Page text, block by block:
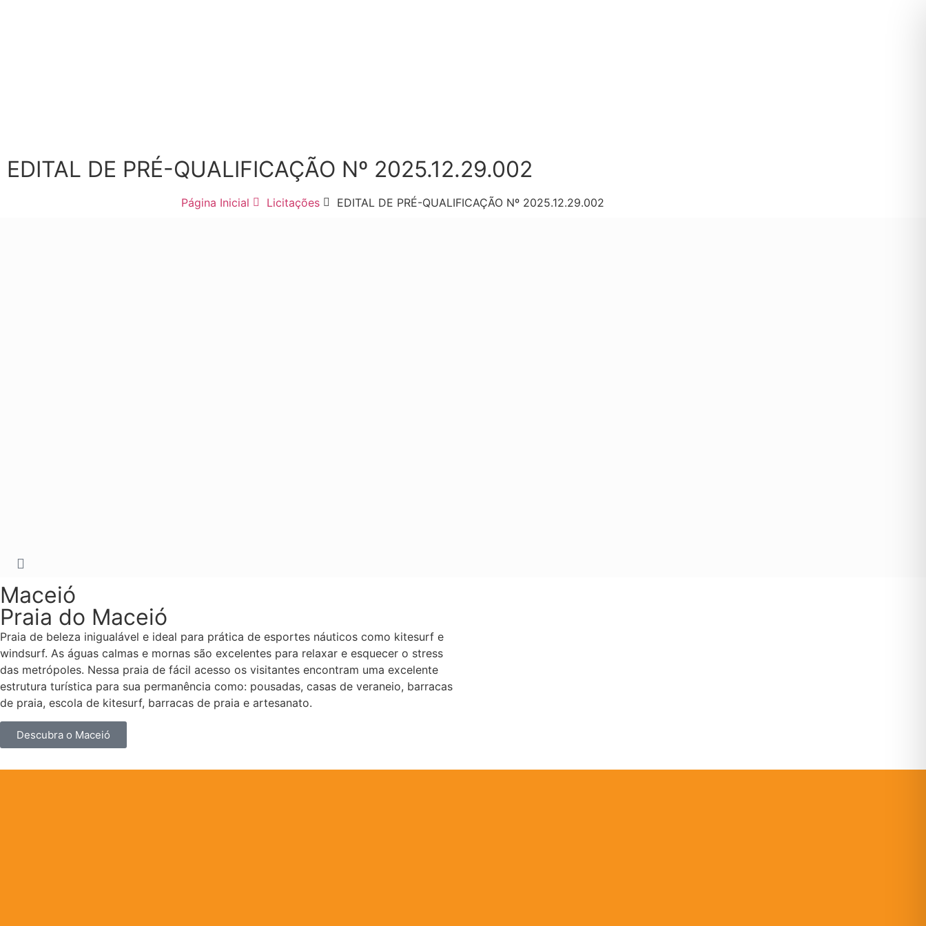
EDITAL DE PRÉ-QUALIFICAÇÃO Nº 2025.12.29.002
Página Inicial Licitações EDITAL DE PRÉ-QUALIFICAÇÃO Nº 2025.12.29.002
Maceió
Praia do Maceió
Praia de beleza inigualável e ideal para prática de esportes náuticos como kitesurf e
windsurf. As águas calmas e mornas são excelentes para relaxar e esquecer o stress
das metrópoles. Nessa praia de fácil acesso os visitantes encontram uma excelente
estrutura turística para sua permanência como: pousadas, casas de veraneio, barracas
de praia, escola de kitesurf, barracas de praia e artesanato.
Descubra o Maceió